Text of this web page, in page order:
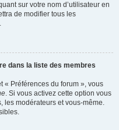
sur votre nom d’utilisateur en
de modifier tous les
dans la liste des membres
« Préférences du forum », vous
. Si vous activez cette option vous
les modérateurs et vous-même.